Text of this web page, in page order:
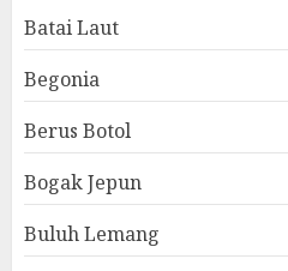
Batai Laut
Begonia
Berus Botol
Bogak Jepun
Buluh Lemang